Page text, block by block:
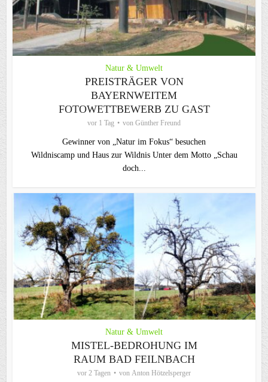
Natur & Umwelt
PREISTRÄGER VON
BAYERNWEITEM
FOTOWETTBEWERB ZU GAST
vor 1 Tag von Günther Freund
Gewinner von „Natur im Fokus“ besuchen
Wildniscamp und Haus zur Wildnis Unter dem Motto „Schau
doch...
Natur & Umwelt
MISTEL-BEDROHUNG IM
RAUM BAD FEILNBACH
vor 2 Tagen von Anton Hötzelsperger